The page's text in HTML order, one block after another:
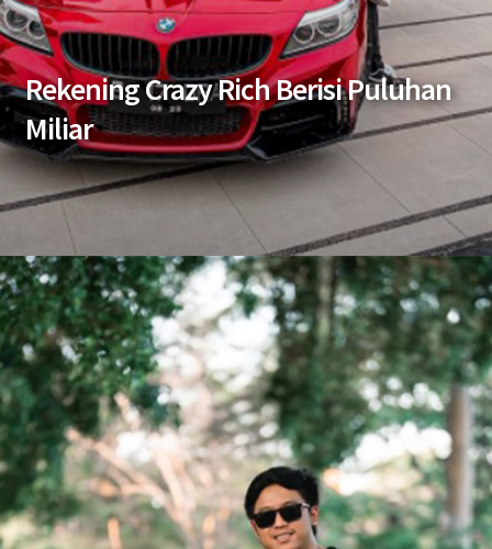
Rekening Crazy Rich Berisi Puluhan
Miliar